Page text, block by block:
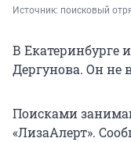
Источник: поисковый
В Екатеринбурге
Дергунова. Он не
Поисками
«ЛизаАлерт».